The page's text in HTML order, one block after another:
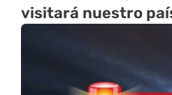
visitará nuestro